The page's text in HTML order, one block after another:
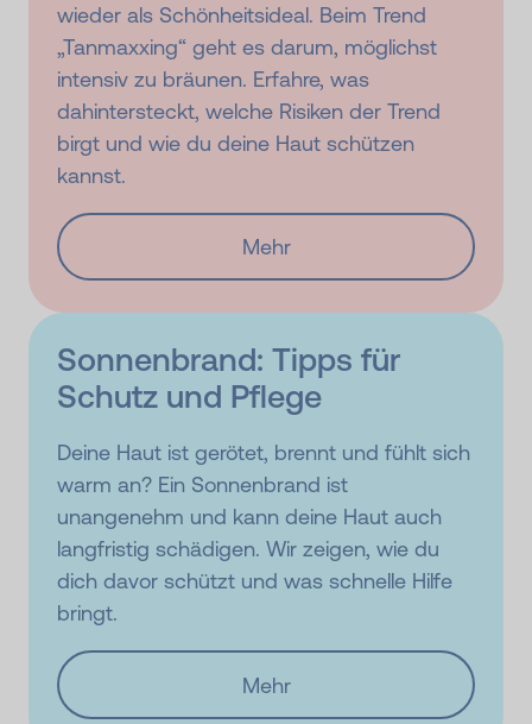
wieder als Schönheitsideal. Beim Trend
„Tanmaxxing“ geht es darum, möglichst
intensiv zu bräunen. Erfahre, was
dahintersteckt, welche Risiken der Trend
birgt und wie du deine Haut schützen
kannst.
Mehr
Sonnenbrand: Tipps für
Schutz und Pflege
Deine Haut ist gerötet, brennt und fühlt sich
warm an? Ein Sonnenbrand ist
unangenehm und kann deine Haut auch
langfristig schädigen. Wir zeigen, wie du
dich davor schützt und was schnelle Hilfe
bringt.
Mehr